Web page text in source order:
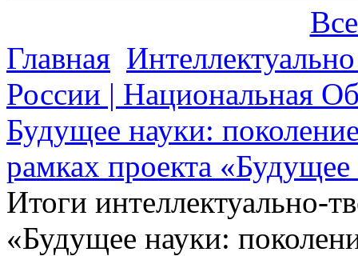
Главная
России | Национальная
Будущее науки:
рамках проекта
Итоги интеллектуально-
«Будущее науки: